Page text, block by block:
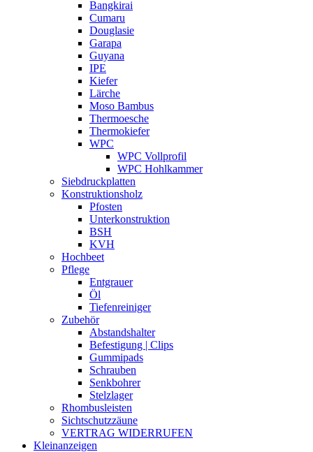
Bangkirai
Cumaru
Douglasie
Garapa
Guyana
IPE
Kiefer
Lärche
Moso Bambus
Thermoesche
Thermokiefer
WPC
WPC Vollprofil
WPC Hohlkammer
Siebdruckplatten
Konstruktionsholz
Pfosten
Unterkonstruktion
BSH
KVH
Hochbeet
Pflege
Entgrauer
Öl
Tiefenreiniger
Zubehör
Abstandshalter
Befestigung | Clips
Gummipads
Schrauben
Senkbohrer
Stelzlager
Rhombusleisten
Sichtschutzzäune
VERTRAG WIDERRUFEN
Kleinanzeigen